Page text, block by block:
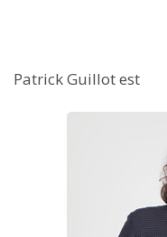
Patrick Guillot est